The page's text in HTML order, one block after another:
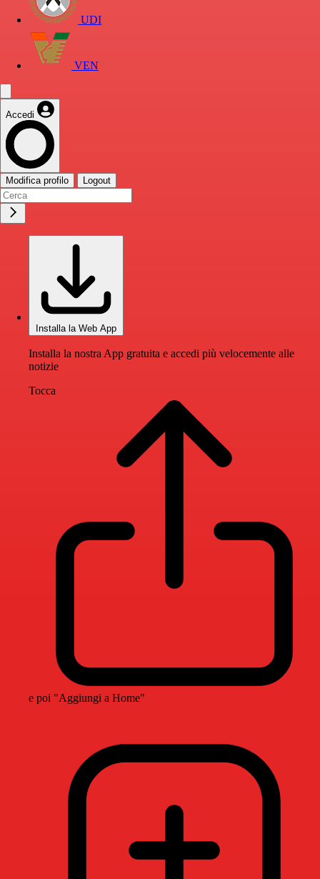
UDI
VEN
Accedi
Modifica profilo Logout
Installa la Web App
Installa la nostra App gratuita e accedi più velocemente alle
notizie
Tocca
e poi "Aggiungi a Home"